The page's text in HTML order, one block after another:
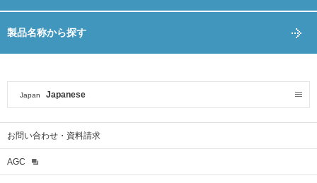
製品名称から探す
Japan Japanese
お問い合わせ・資料請求
AGC